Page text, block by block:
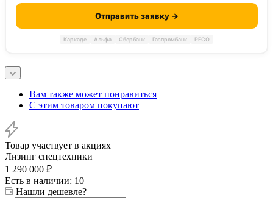
Отправить заявку →
Каркаде Альфа Сбербанк Газпромбанк РЕСО
Вам также может понравиться
С этим товаром покупают
Товар участвует в акциях
Лизинг спецтехники
1 290 000 ₽
Есть в наличии: 10
Нашли дешевле?